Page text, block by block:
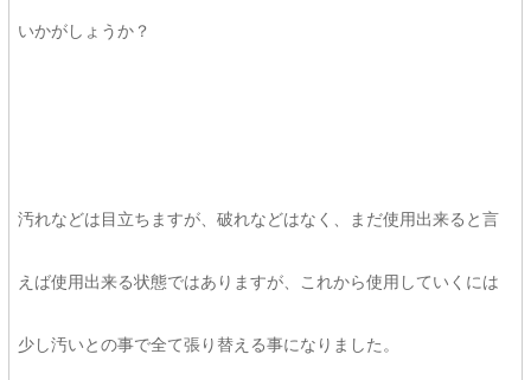
いかがしょうか？
汚れなどは目立ちますが、破れなどはなく、まだ使用出来ると言
えば使用出来る状態ではありますが、これから使用していくには
少し汚いとの事で全て張り替える事になりました。